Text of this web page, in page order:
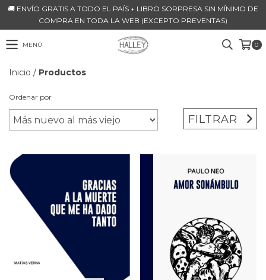
🚚 ENVÍO GRATIS A TODO EL PAÍS + LIBRO SORPRESA SIN MÍNIMO DE
COMPRA EN TODA LA WEB (EXCEPTO PREVENTAS)
MENÚ 0
Inicio / Productos
Ordenar por
FILTRAR